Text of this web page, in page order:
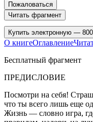
Пожаловаться
Читать фрагмент
Купить электронную —
О книгеОглавление
Бесплатный фрагмент
ПРЕДИСЛОВИЕ
Посмотри на себя!
что ты всего лишь еще
Жизнь — словно игра,